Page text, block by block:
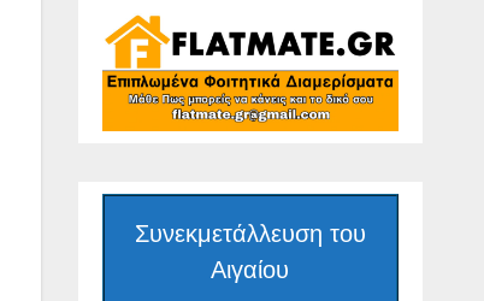
Συνεκμετάλλευση του
Αιγαίου